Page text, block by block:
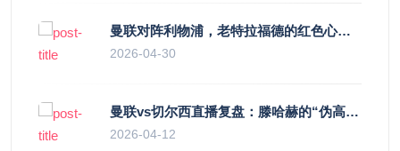
曼联对阵利物浦，老特拉福德的红色心跳与蓝色暗涌
2026-04-30
曼联vs切尔西直播复盘：滕哈赫的“伪高位”与波切蒂诺的“无锋阵”，谁更拧巴？
2026-04-12